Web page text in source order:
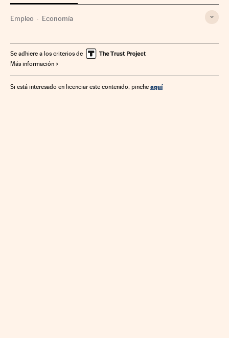
Empleo Economía
Se adhiere a los criterios de
Más información
Si está interesado en licenciar este contenido, pinche aquí